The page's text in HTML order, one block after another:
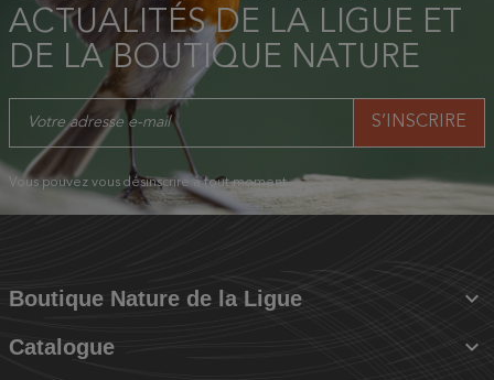
ACTUALITÉS DE LA LIGUE ET
DE LA BOUTIQUE NATURE
Vous pouvez vous désinscrire à tout moment.
Boutique Nature de la Ligue 
Catalogue 